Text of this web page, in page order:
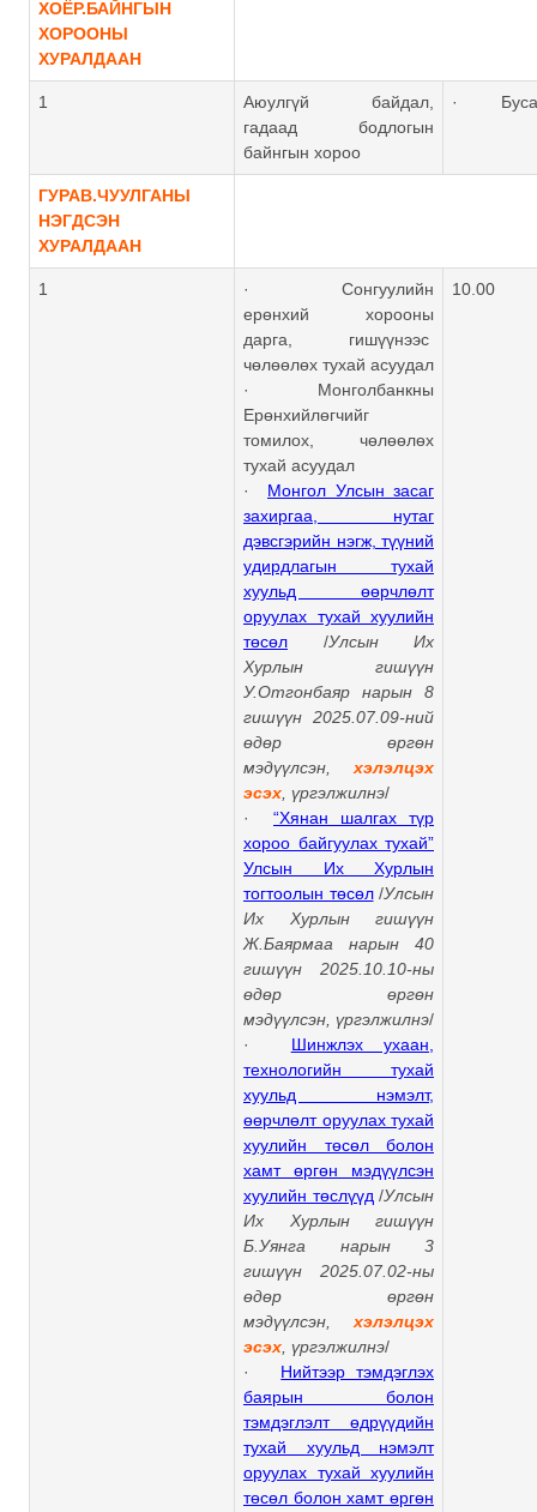
ХОЁР.БАЙНГЫН
ХОРООНЫ
ХУРАЛДААН
1
Аюулгүй байдал,
гадаад бодлогын
байнгын хороо
·
ГУРАВ.ЧУУЛГАНЫ
НЭГДСЭН
ХУРАЛДААН
1
· Сонгуулийн
ерөнхий хорооны
дарга, гишүүнээс
чөлөөлөх тухай асуудал
· Монголбанкны
Ерөнхийлөгчийг
томилох, чөлөөлөх
тухай асуудал
· Монгол Улсын засаг
захиргаа, нутаг
дэвсгэрийн нэгж, түүний
удирдлагын тухай
хуульд өөрчлөлт
оруулах тухай хуулийн
төсөл /Улсын Их
Хурлын гишүүн
У.Отгонбаяр нарын 8
гишүүн 2025.07.09-ний
өдөр өргөн
мэдүүлсэн,хэлэлцэх
эсэх, үргэлжилнэ/
· “Хянан шалгах түр
хороо байгуулах тухай”
Улсын Их Хурлын
тогтоолын төсөл/Улсын
Их Хурлын гишүүн
Ж.Баярмаа нарын 40
гишүүн 2025.10.10-ны
өдөр өргөн
мэдүүлсэн, үргэлжилнэ/
· Шинжлэх ухаан,
технологийн тухай
хуульд нэмэлт,
өөрчлөлт оруулах тухай
хуулийн төсөл болон
хамт өргөн мэдүүлсэн
хуулийн төслүүд/Улсын
Их Хурлын гишүүн
Б.Уянга нарын 3
гишүүн 2025.07.02-ны
өдөр өргөн
мэдүүлсэн,хэлэлцэх
эсэх, үргэлжилнэ/
· Нийтээр тэмдэглэх
баярын болон
тэмдэглэлт өдрүүдийн
тухай хуульд нэмэлт
оруулах тухай хуулийн
төсөл болон хамт өргөн
10.00